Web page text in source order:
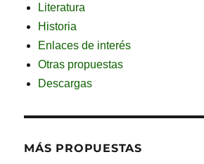
Literatura
Historia
Enlaces de interés
Otras propuestas
Descargas
MÁS PROPUESTAS